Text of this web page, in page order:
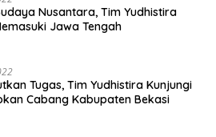
Nusantara, Tim Yudhistira
Jawa Tengah
Tugas, Tim Yudhistira Kunjungi
Cabang Kabupaten Bekasi